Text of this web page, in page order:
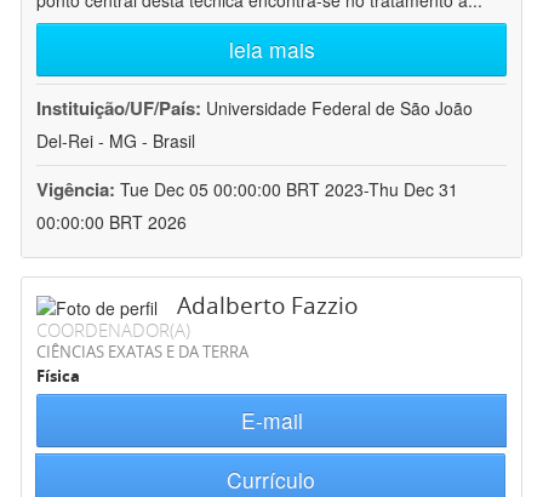
leia mais
Instituição/UF/País: Universidade Federal de São João
Del-Rei - MG - Brasil
Vigência: Tue Dec 05 00:00:00 BRT 2023-Thu Dec 31
00:00:00 BRT 2026
Adalberto Fazzio
COORDENADOR(A)
CIÊNCIAS EXATAS E DA TERRA
Física
E-mail
Currículo